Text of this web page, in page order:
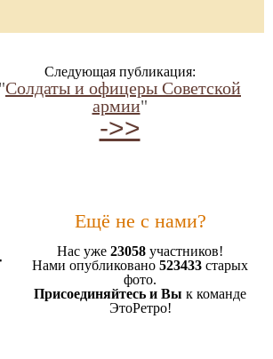
Следующая публикация:
"Солдаты и офицеры Советской
армии"
->>
Ещё не с нами?
Нас уже 23058 участников!
Нами опубликовано 523433 старых
фото.
Присоединяйтесь и Вы к команде
ЭтоРетро!